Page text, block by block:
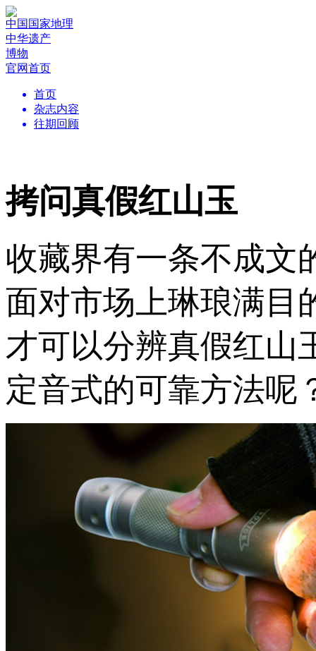
中国国家地理
中华遗产
博物
官网首页
首页
杂志内容
往期回顾
拷问真假红山玉
收藏界有一条不成文
面对市场上琳琅满目
才可以分辨真假红山
定音式的可靠方法呢